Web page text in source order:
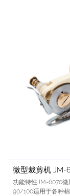
微型裁剪机 JM-
功能特性JM-6070
90/100适用于各种